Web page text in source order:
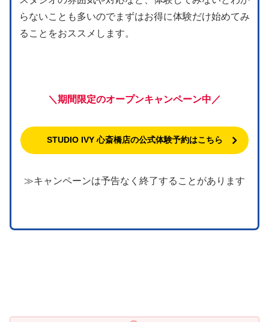
らないことも多いのでまずはお得に体験だけ始めてみ
ることをおススメします。
＼期間限定のオープンキャンペーン中／
STUDIO IVY 心斎橋店の公式体験予約はこちら
≫キャンペーンは予告なく終了することがあります